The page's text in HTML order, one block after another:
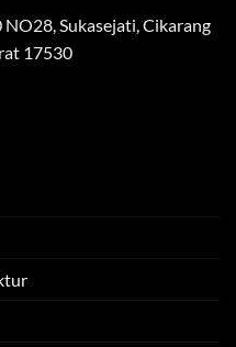
Sukasejati, Cikarang
17530